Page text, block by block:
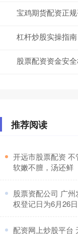
宝鸡期货配资正
杠杆炒股实操指
股票配资资金安
推荐阅读
开远市股票配资
软嫩不膻，汤还鲜
股票资配公司 广
权登记日为6月26日
配资网上炒股平台